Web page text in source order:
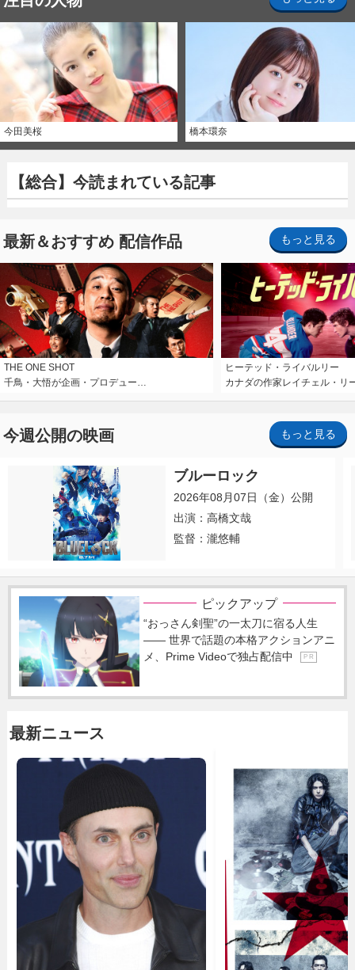
今田美桜 橋本環奈
【総合】今読まれている記事
最新＆おすすめ 配信作品 もっと見る
THE ONE SHOT
千鳥・大悟が企画・プロデュー…
ヒーテッド・ライバルリー
カナダの作家レイチェル・リ
今週公開の映画 もっと見る
ブルーロック
2026年08月07日（金）公開
出演：高橋文哉
監督：瀧悠輔
ピックアップ
“おっさん剣聖”の一太刀に宿る人生
―― 世界で話題の本格アクションアニ
メ、Prime Videoで独占配信中
P R
最新ニュース